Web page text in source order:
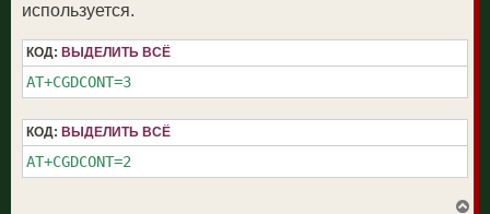
используется.
КОД: ВЫДЕЛИТЬ ВСЁ
AT+CGDCONT=3
КОД: ВЫДЕЛИТЬ ВСЁ
AT+CGDCONT=2